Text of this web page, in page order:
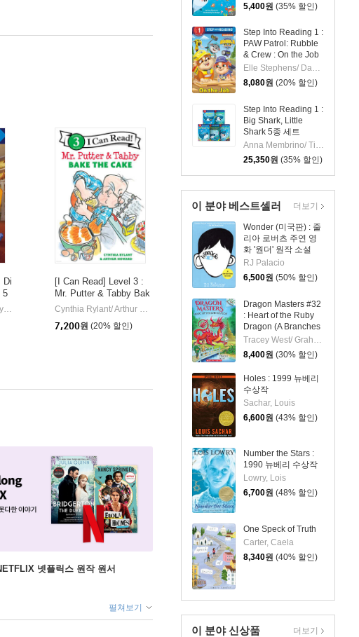
5,400원 (35% 할인)
Step Into Reading 1 :
PAW Patrol: Rubble
& Crew : On the Job
Elle Stephens/ Dave Aikins (ILT)
8,080원 (20% 할인)
Step Into Reading 1 :
Big Shark, Little
Shark 5종 세트
25,350원 (35% 할인)
이 분야 베스트셀러
Wonder (미국판) : 줄
리아 로버츠 주연 영
화 '원더' 원작 소설
RJ Palacio
6,500원 (50% 할인)
Dragon Masters #32
: Heart of the Ruby
Dragon (A Branches
Book)
Tracey West/ Graham Howells (ILT)
8,400원 (30% 할인)
Holes : 1999 뉴베리
수상작
Sachar, Louis
6,600원 (43% 할인)
Number the Stars :
1990 뉴베리 수상작
Lowry, Lois
6,700원 (48% 할인)
One Speck of Truth
Carter, Caela
8,340원 (40% 할인)
더보기
이 분야 신상품 더보기
House Disney
Di
5
Random House Disney/ Disney Storybook Art Team (ILT) | Random House Disney
[I Can Read] Level 3 :
Mr. Putter & Tabby Bak
e the Cake
Cynthia Rylant/ Arthur Howard (ILT) | Clarion Books
7,200원 (20% 할인)
넷플릭스 원작 원서
펼쳐보기